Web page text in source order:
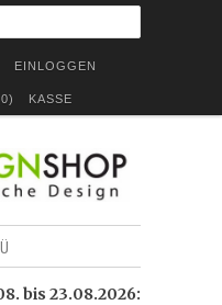
EINLOGGEN
0) KASSE
bis 23.08.2026: